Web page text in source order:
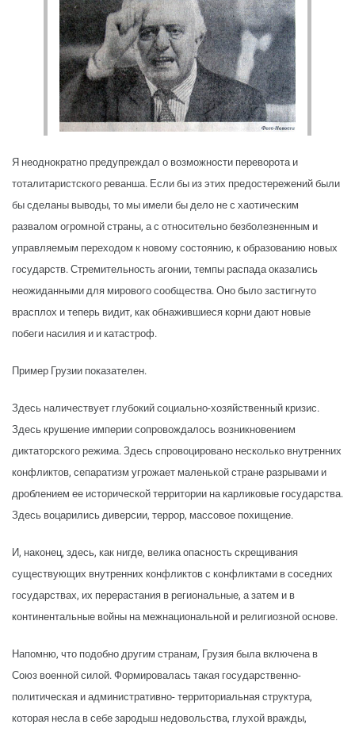
Я неоднократно предупреждал о возможности переворота и
тоталитаристского реванша. Если бы из этих предостережений были
бы сделаны выводы, то мы имели бы дело не с хаотическим
развалом огромной страны, а с относительно безболезненным и
управляемым переходом к новому состоянию, к образованию новых
государств. Стремительность агонии, темпы распада оказались
неожиданными для мирового сообщества. Оно было застигнуто
врасплох и теперь видит, как обнажившиеся корни дают новые
побеги насилия и и катастроф.
Пример Грузии показателен.
Здесь наличествует глубокий социально-хозяйственный кризис.
Здесь крушение империи сопровождалось возникновением
диктаторского режима. Здесь спровоцировано несколько внутренних
конфликтов, сепаратизм угрожает маленькой стране разрывами и
дроблением ее исторической территории на карликовые государства.
Здесь воцарились диверсии, террор, массовое похищение.
И, наконец, здесь, как нигде, велика опасность скрещивания
существующих внутренних конфликтов с конфликтами в соседних
государствах, их перерастания в региональные, а затем и в
континентальные войны на межнациональной и религиозной основе.
Напомню, что подобно другим странам, Грузия была включена в
Союз военной силой. Формировалась такая государственно-
политическая и административно- территориальная структура,
которая несла в себе зародыш недовольства, глухой вражды,